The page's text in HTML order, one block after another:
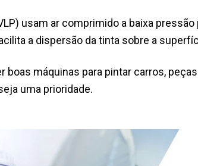
usam ar comprimido a baixa pressão
a dispersão da tinta sobre a
máquinas para pintar carros,
uma prioridade.